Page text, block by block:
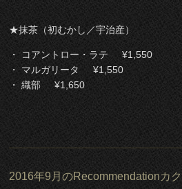
★抹茶（初むかし／宇治産）
・ コアントロー・ラテ ¥1,550
・ マルガリータ ¥1,550
・ 織部 ¥1,650
2016年9月のRecommendationカ